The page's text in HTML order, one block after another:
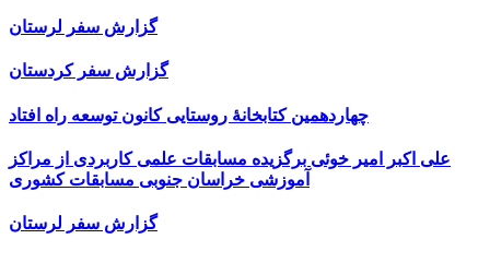
گزارش سفر لرستان
گزارش سفر کردستان
چهاردهمین کتابخانۀ روستایی کانون توسعه راه افتاد
علی اکبر امیر خوئی برگزیده مسابقات علمی کاربردی از مراکز
آموزشی خراسان جنوبی مسابقات کشوری
گزارش سفر لرستان